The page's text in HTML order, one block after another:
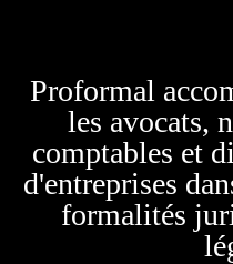
Proformal
les avocats,
comptables et
d'entreprises
formalités